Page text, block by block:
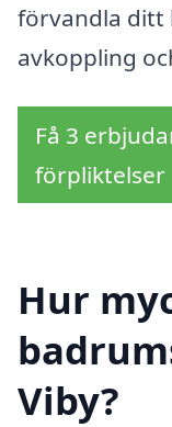
förvandla ditt
avkoppling
Få 3
förpliktelser
Hur
Viby?